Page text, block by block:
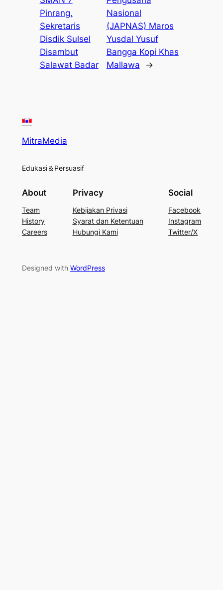
Pinrang,
Sekretaris
Disdik Sulsel
Disambut
Salawat Badar
Nasional
(JAPNAS) Maros
Yusdal Yusuf
Bangga Kopi Khas
Mallawa
→
MitraMedia
Edukasi＆Persuasif
About
Team
History
Careers
Privacy
Kebijakan Privasi
Syarat dan Ketentuan
Hubungi Kami
Social
Facebook
Instagram
Twitter/X
Designed with WordPress